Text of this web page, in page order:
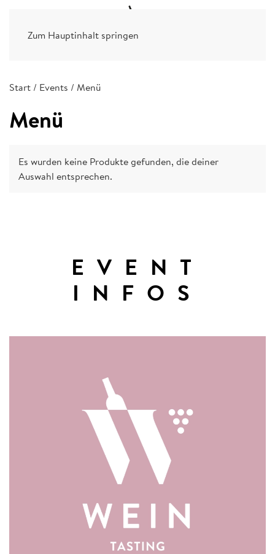
Zum Hauptinhalt springen
Start / Events / Menü
Menü
Es wurden keine Produkte gefunden, die deiner
Auswahl entsprechen.
EVENT
INFOS